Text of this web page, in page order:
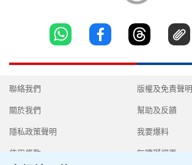
聯絡我們
關於我們
隱私政策聲明
使用條款
版權及免責聲明
幫助及反饋
我要爆料
無障礙網頁